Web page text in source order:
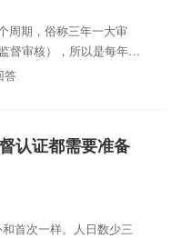
周期，俗称三年一大审
督审核），所以是每年都
（每年至少一次，也可
答
认证都需要准备
首次一样。人日数少三